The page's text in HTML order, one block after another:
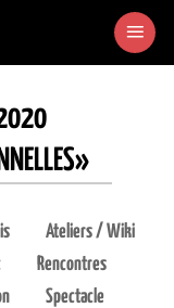
Ateliers / Wiki
Rencontres
Spectacle